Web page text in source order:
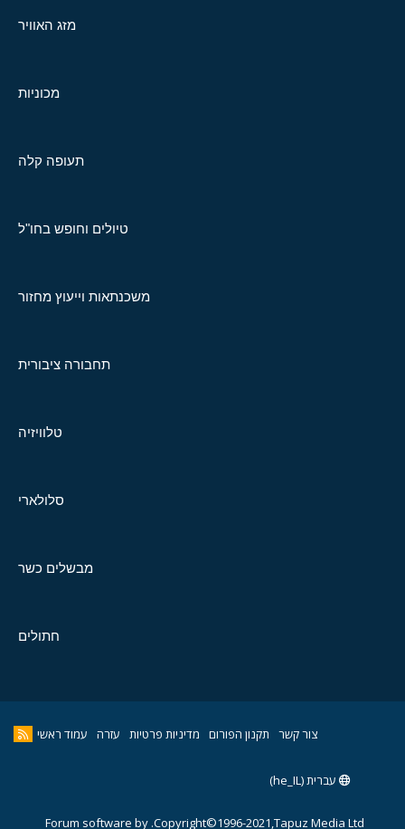
מזג האוויר
מכוניות
תעופה קלה
טיולים וחופש בחו"ל
משכנתאות וייעוץ מחזור
תחבורה ציבורית
טלוויזיה
סלולארי
מבשלים כשר
חתולים
צור קשר תקנון הפורום מדיניות פרטיות עזרה עמוד ראשי
עברית (he_IL)
Copyright©1996-2021,Tapuz Media Ltd.
Forum software by